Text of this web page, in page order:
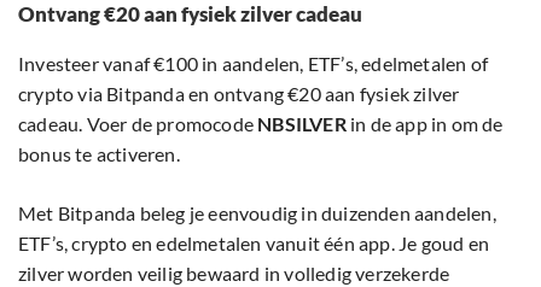
Ontvang €20 aan fysiek zilver cadeau
Investeer vanaf €100 in aandelen, ETF’s, edelmetalen of
crypto via Bitpanda en ontvang €20 aan fysiek zilver
cadeau. Voer de promocode NBSILVERin de app in om de
bonus te activeren.
Met Bitpanda beleg je eenvoudig in duizenden aandelen,
ETF’s, crypto en edelmetalen vanuit één app. Je goud en
zilver worden veilig bewaard in volledig verzekerde